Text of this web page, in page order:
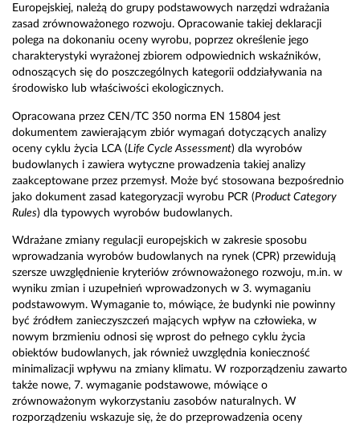
Europejskiej, należą do grupy podstawowych narzędzi wdrażania
zasad zrównoważonego rozwoju. Opracowanie takiej deklaracji
polega na dokonaniu oceny wyrobu, poprzez określenie jego
charakterystyki wyrażonej zbiorem odpowiednich wskaźników,
odnoszących się do poszczególnych kategorii oddziaływania na
środowisko lub właściwości ekologicznych.
Opracowana przez CEN/TC 350 norma EN 15804 jest
dokumentem zawierającym zbiór wymagań dotyczących analizy
oceny cyklu życia LCA (Life Cycle Assessment) dla wyrobów
budowlanych i zawiera wytyczne prowadzenia takiej analizy
zaakceptowane przez przemysł. Może być stosowana bezpośrednio
jako dokument zasad kategoryzacji wyrobu PCR (Product Category
Rules) dla typowych wyrobów budowlanych.
Wdrażane zmiany regulacji europejskich w zakresie sposobu
wprowadzania wyrobów budowlanych na rynek (CPR) przewidują
szersze uwzględnienie kryteriów zrównoważonego rozwoju, m.in. w
wyniku zmian i uzupełnień wprowadzonych w 3. wymaganiu
podstawowym. Wymaganie to, mówiące, że budynki nie powinny
być źródłem zanieczyszczeń mających wpływ na człowieka, w
nowym brzmieniu odnosi się wprost do pełnego cyklu życia
obiektów budowlanych, jak również uwzględnia konieczność
minimalizacji wpływu na zmiany klimatu. W rozporządzeniu zawarto
także nowe, 7. wymaganie podstawowe, mówiące o
zrównoważonym wykorzystaniu zasobów naturalnych. W
rozporządzeniu wskazuje się, że do przeprowadzenia oceny